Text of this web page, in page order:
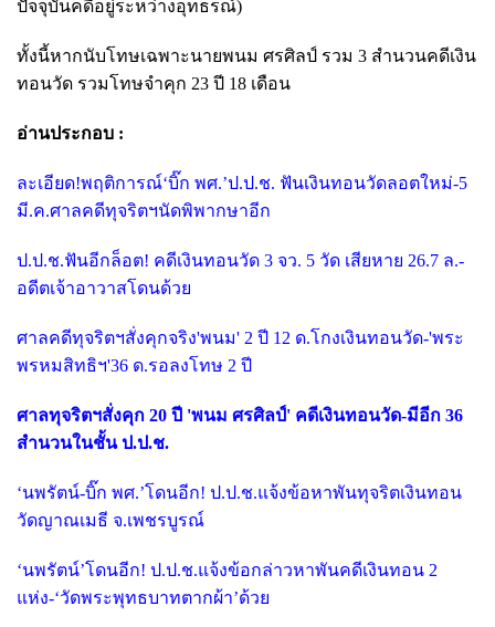
ปัจจุบันคดีอยู่ระหว่างอุทธรณ์)
ทั้งนี้หากนับโทษเฉพาะนายพนม ศรศิลป์ รวม 3 สำนวนคดีเงิน
ทอนวัด รวมโทษจำคุก 23 ปี 18 เดือน
อ่านประกอบ :
ละเอียด!พฤติการณ์‘บิ๊ก พศ.’ป.ป.ช. ฟันเงินทอนวัดลอตใหม่-5
มี.ค.ศาลคดีทุจริตฯนัดพิพากษาอีก
ป.ป.ช.ฟันอีกล็อต! คดีเงินทอนวัด 3 จว. 5 วัด เสียหาย 26.7 ล.-
อดีตเจ้าอาวาสโดนด้วย
ศาลคดีทุจริตฯสั่งคุกจริง'พนม' 2 ปี 12 ด.โกงเงินทอนวัด-'พระ
พรหมสิทธิฯ'36 ด.รอลงโทษ 2 ปี
ศาลทุจริตฯสั่งคุก 20 ปี 'พนม ศรศิลป์' คดีเงินทอนวัด-มีอีก 36
สำนวนในชั้น ป.ป.ช.
‘นพรัตน์-บิ๊ก พศ.’โดนอีก! ป.ป.ช.แจ้งข้อหาพันทุจริตเงินทอน
วัดญาณเมธี จ.เพชรบูรณ์
‘นพรัตน์’โดนอีก! ป.ป.ช.แจ้งข้อกล่าวหาพันคดีเงินทอน 2
แห่ง-‘วัดพระพุทธบาทตากผ้า’ด้วย